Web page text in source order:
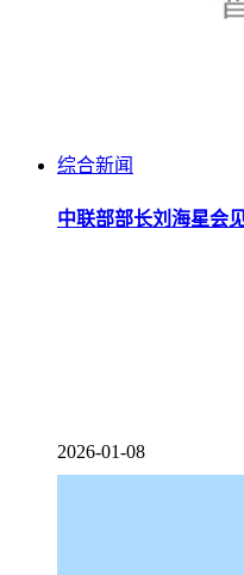
综合新闻
中联部部长刘海星会
2026-01-08